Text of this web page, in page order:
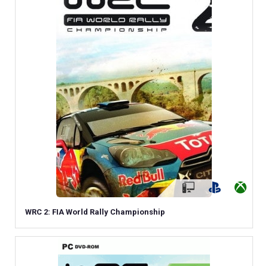
WRC 2: FIA World Rally Championship